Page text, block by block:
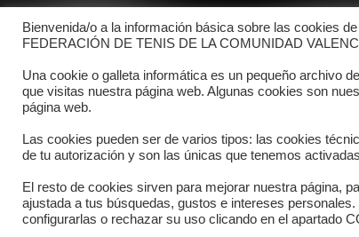
Bienvenida/o a la información básica sobre las cookies
FEDERACIÓN DE TENIS DE LA COMUNIDAD
Una cookie o galleta informática es un pequeño archivo
que visitas nuestra página web. Algunas cookies son
página web.
Las cookies pueden ser de varios tipos: las cookies
de tu autorización y son las únicas que tenemos
El resto de cookies sirven para mejorar nuestra página,
ajustada a tus búsquedas, gustos e intereses
configurarlas o rechazar su uso clicando en el apartado